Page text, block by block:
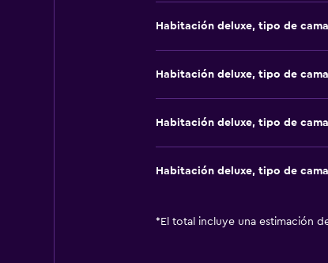
Habitación deluxe, tipo de
Habitación deluxe, tipo de
Habitación deluxe, tipo de
Habitación deluxe, tipo de
* El total incluye una estimación